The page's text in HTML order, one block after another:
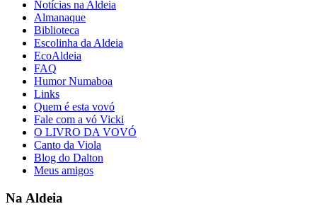
Notícias na Aldeia
Almanaque
Biblioteca
Escolinha da Aldeia
EcoAldeia
FAQ
Humor Numaboa
Links
Quem é esta vovó
Fale com a vó Vicki
O LIVRO DA VOVÓ
Canto da Viola
Blog do Dalton
Meus amigos
Na Aldeia